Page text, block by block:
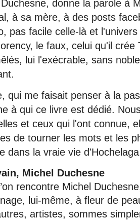
donne la parole à
à sa mère, à des posts
pas facile celle-là et
le faux, celui qu'il crée
lui l'exécrable, sans
qui me faisait penser à la
à qui ce livre est dédié.
et ceux qui l'ont connue,
de tourner les mots et les
dans la vraie vie
Michel Duchesne
rencontre Michel
lui-même, à fleur de
artistes, sommes